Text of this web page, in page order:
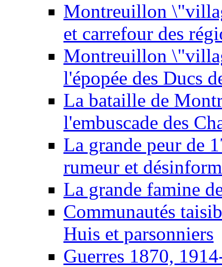
Montreuillon
et carrefour des
Montreuillon
l'épopée des Ducs
La bataille de
l'embuscade des
La grande peur de
rumeur et
La grande famine
Communautés
Huis et parsonniers
Guerres 1870,